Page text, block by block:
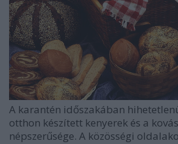
A karantén időszakában
otthon készített kenyerek és a
népszerűsége. A közösségi